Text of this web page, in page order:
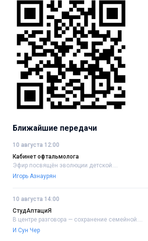
Ближайшие передачи
10 августа 12:00
Кабинет офтальмолога
Эфир посвящён эволюции детской....
Игорь Азнаурян
10 августа 14:00
СтудАптациЯ
В центре разговора — сохранение семейной....
И Сун Чер